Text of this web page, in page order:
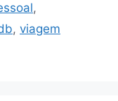
,
, viagem